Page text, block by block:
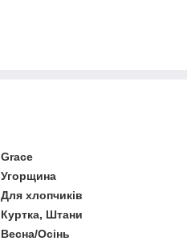
Grace
Угорщина
Для хлопчиків
Куртка, Штани
Весна/Осінь